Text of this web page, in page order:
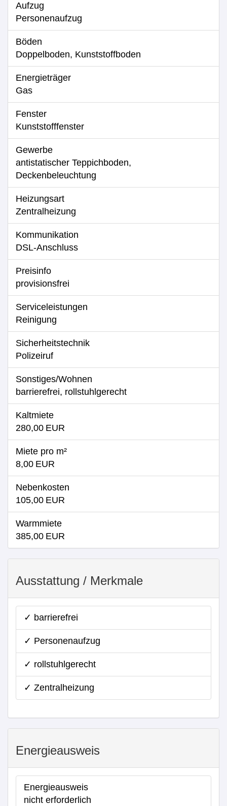
Aufzug
Personenaufzug
Böden
Doppelboden, Kunststoffboden
Energieträger
Gas
Fenster
Kunststofffenster
Gewerbe
antistatischer Teppichboden,
Deckenbeleuchtung
Heizungsart
Zentralheizung
Kommunikation
DSL-Anschluss
Preisinfo
provisionsfrei
Serviceleistungen
Reinigung
Sicherheitstechnik
Polizeiruf
Sonstiges/Wohnen
barrierefrei, rollstuhlgerecht
Kaltmiete
280,00 EUR
Miete pro m²
8,00 EUR
Nebenkosten
105,00 EUR
Warmmiete
385,00 EUR
Ausstattung / Merkmale
✓ barrierefrei
✓ Personenaufzug
✓ rollstuhlgerecht
✓ Zentralheizung
Energieausweis
Energieausweis
nicht erforderlich